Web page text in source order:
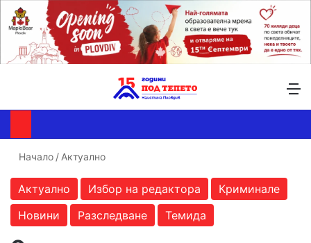
Начало / Актуално
Актуално Избор на редактора
Криминале
Новини
Разследване Темида